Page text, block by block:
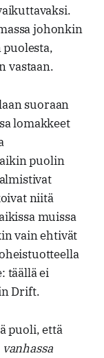
johonkin
vastaan.
suoraan
lomakkeet
puolin
niitä
muissa
vain ehtivät
täällä ei
Drift.
puoli, että
vanhassa